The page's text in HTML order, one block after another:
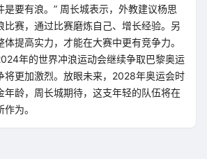
是要有浪。” 周长城表示，外教建议杨思
比赛，通过比赛磨炼自己、增长经验。另
提高实力，才能在大赛中更有竞争力。
年的世界冲浪运动会继续争取巴黎奥运
将更加激烈。放眼未来，2028年奥运会时
年龄，周长城期待，这支年轻的队伍将在
为。